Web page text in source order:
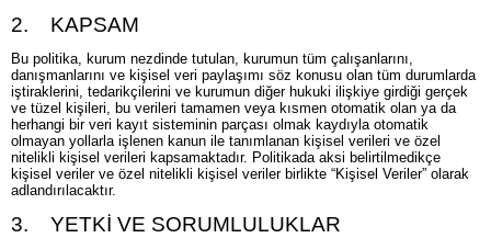
2. KAPSAM
Bu politika, kurum nezdinde tutulan, kurumun tüm çalışanlarını,
danışmanlarını ve kişisel veri paylaşımı söz konusu olan tüm durumlarda
iştiraklerini, tedarikçilerini ve kurumun diğer hukuki ilişkiye girdiği gerçek
ve tüzel kişileri, bu verileri tamamen veya kısmen otomatik olan ya da
herhangi bir veri kayıt sisteminin parçası olmak kaydıyla otomatik
olmayan yollarla işlenen kanun ile tanımlanan kişisel verileri ve özel
nitelikli kişisel verileri kapsamaktadır. Politikada aksi belirtilmedikçe
kişisel veriler ve özel nitelikli kişisel veriler birlikte “Kişisel Veriler” olarak
adlandırılacaktır.
3. YETKİ VE SORUMLULUKLAR